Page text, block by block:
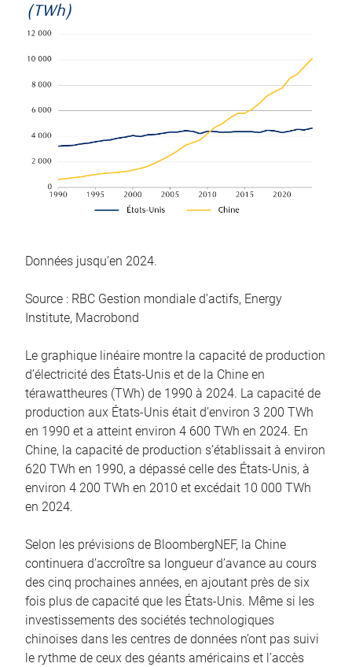
(TWh)
Données jusqu’en 2024.
Source : RBC Gestion mondiale d’actifs, Energy
Institute, Macrobond
Le graphique linéaire montre la capacité de production
d’électricité des États-Unis et de la Chine en
térawattheures (TWh) de 1990 à 2024. La capacité de
production aux États-Unis était d’environ 3 200 TWh
en 1990 et a atteint environ 4 600 TWh en 2024. En
Chine, la capacité de production s’établissait à environ
620 TWh en 1990, a dépassé celle des États-Unis, à
environ 4 200 TWh en 2010 et excédait 10 000 TWh
en 2024.
Selon les prévisions de BloombergNEF, la Chine
continuera d’accroître sa longueur d’avance au cours
des cinq prochaines années, en ajoutant près de six
fois plus de capacité que les États-Unis. Même si les
investissements des sociétés technologiques
chinoises dans les centres de données n’ont pas suivi
le rythme de ceux des géants américains et l’accès